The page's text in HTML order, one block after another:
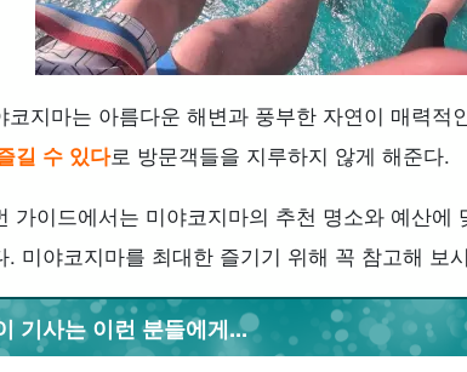
코지마는 아름다운 해변과 풍부한 자연이 매력적
길 수 있다로 방문객들을 지루하지 않게 해준다.
가이드에서는 미야코지마의 추천 명소와 예산
. 미야코지마를 최대한 즐기기 위해 꼭 참고해 보
기사는 이런 분들에게...